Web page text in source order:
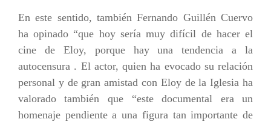
En este sentido, también Fernando Guillén Cuervo
ha opinado “que hoy sería muy difícil de hacerel
cine de Eloy, porque hay una tendencia a la
autocensura . El actor, quien ha evocado su relación
personal y de gran amistadcon Eloy de la Iglesia ha
valorado también que “este documental era un
homenaje pendiente a una figura tan importante de